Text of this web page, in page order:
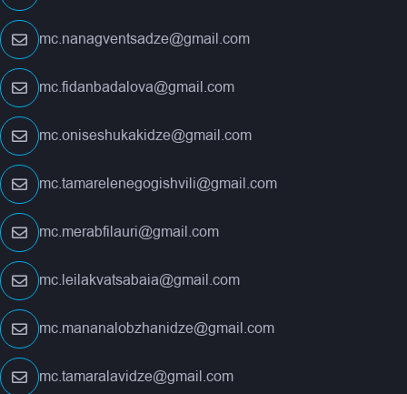
mc.nanagventsadze@gmail.com
mc.fidanbadalova@gmail.com
mc.oniseshukakidze@gmail.com
mc.tamarelenegogishvili@gmail.com
mc.merabfilauri@gmail.com
mc.leilakvatsabaia@gmail.com
mc.mananalobzhanidze@gmail.com
mc.tamaralavidze@gmail.com